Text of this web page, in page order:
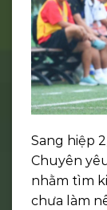
Sang hiệp
Chuyên
nhằm tìm
chưa làm